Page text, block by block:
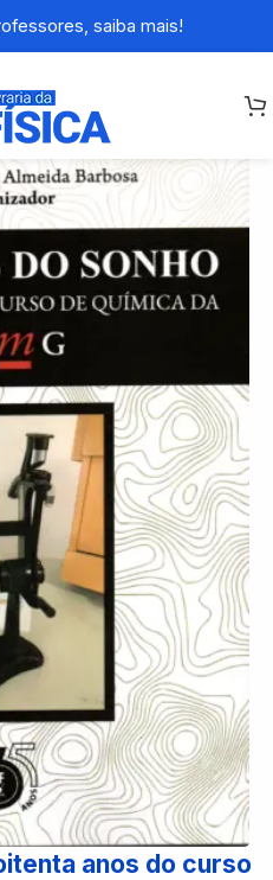
saiba mais!
anos do curso